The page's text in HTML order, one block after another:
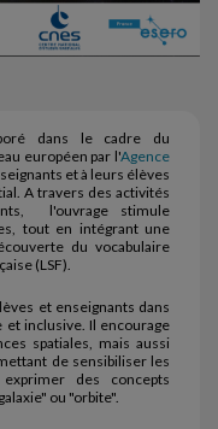
dans le cadre du
européen par l'Agence
et à leurs élèves
A travers des activités
l'ouvrage stimule
tout en intégrant une
du vocabulaire
(LSF).
et enseignants dans
inclusive. Il encourage
spatiales, mais aussi
de sensibiliser les
des concepts
ou "orbite".